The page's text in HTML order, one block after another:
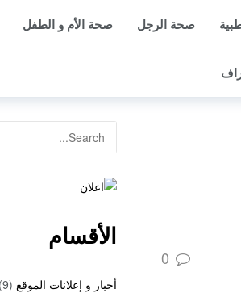
صحة الرجل صحة الأم و الطفل
0
الأقسام
أخبار و إعلانات الموقع (9)